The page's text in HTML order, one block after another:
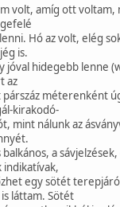
volt, amíg ott voltam,
Hó az volt, elég
is.
jóval hidegebb lenne
az
méterenként
kirakodó-
mint nálunk az
a
indikatívak,
egy sötét
láttam. Sötét